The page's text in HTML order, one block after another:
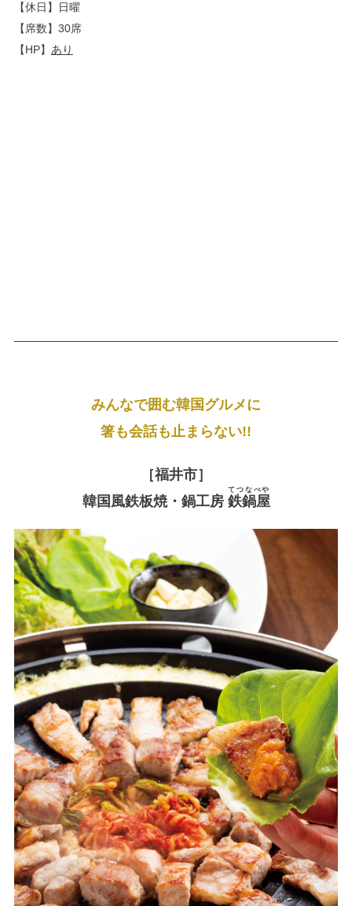
【休日】日曜
【席数】30席
【HP】 あり
みんなで囲む韓国グルメに
箸も会話も止まらない!!
［福井市］
韓国風鉄板焼・鍋工房 鉄鍋屋
てつなべや